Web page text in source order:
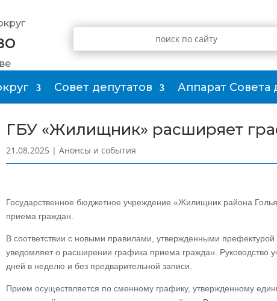
Совет депутатов Аппарат Совета
ГБУ «Жилищник» расширяет
21.08.2025 | Анонсы и события
Государственное бюджетное учреждение «Жилищник района
приема граждан.
В соответствии с новыми правилами, утвержденными
уведомляет о расширении графика приема граждан. Руководство
дней в неделю и без предварительной записи.
Прием осуществляется по сменному графику, утвержденному